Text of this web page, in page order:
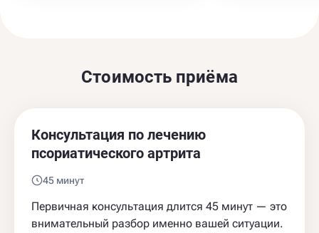
Стоимость приёма
Консультация по лечению
псориатического артрита
45 минут
Первичная консультация длится 45 минут — это
внимательный разбор именно вашей ситуации.